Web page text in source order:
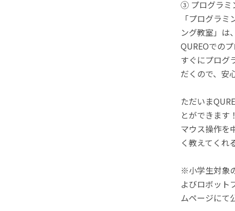
③ プログラミ
「プログラ
ング教室」は
QUREOでの
すぐにプログ
だくので、安
ただいま
とができます！
マウス操作を
く教えてくれ
※小学生対象
よびロボット
ムページにて